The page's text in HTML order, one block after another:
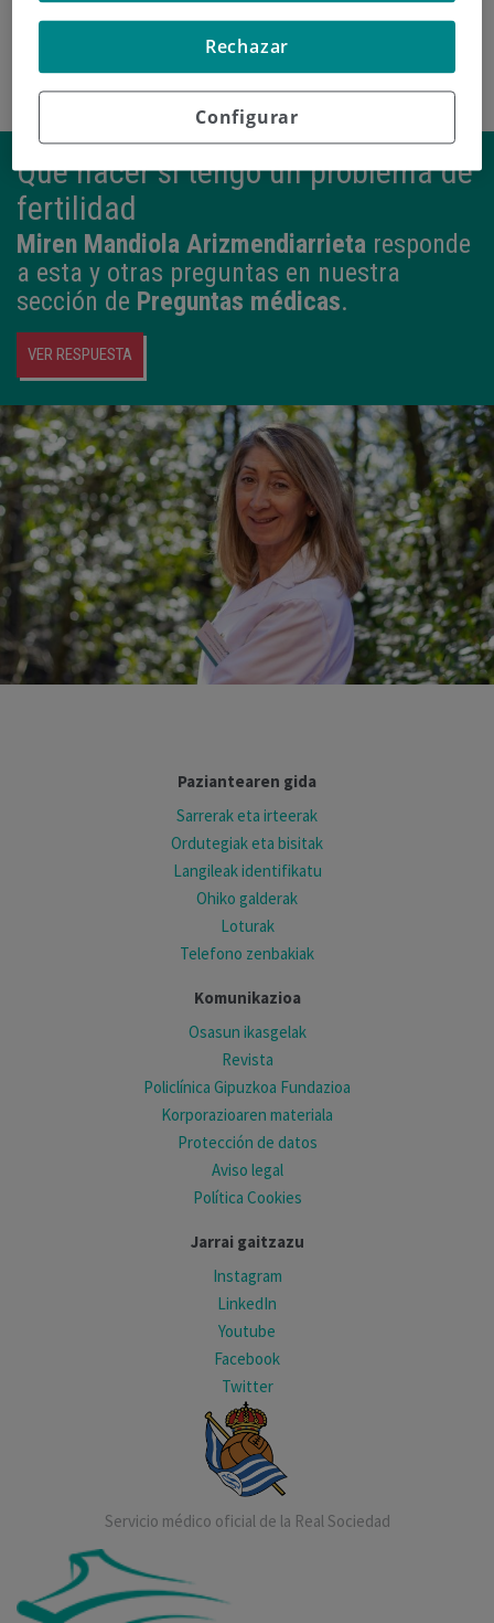
Qué hacer si tengo un problema de
fertilidad
Miren Mandiola Arizmendiarrieta responde
a esta y otras preguntas en nuestra
sección de Preguntas médicas.
VER RESPUESTA
Paziantearen gida
Sarrerak eta irteerak
Ordutegiak eta bisitak
Langileak identifikatu
Ohiko galderak
Loturak
Telefono zenbakiak
Komunikazioa
Osasun ikasgelak
Revista
Policlínica Gipuzkoa Fundazioa
Korporazioaren materiala
Protección de datos
Aviso legal
Política Cookies
Jarrai gaitzazu
Instagram
LinkedIn
Youtube
Facebook
Twitter
Servicio médico oficial de la Real Sociedad
Configurar
Rechazar